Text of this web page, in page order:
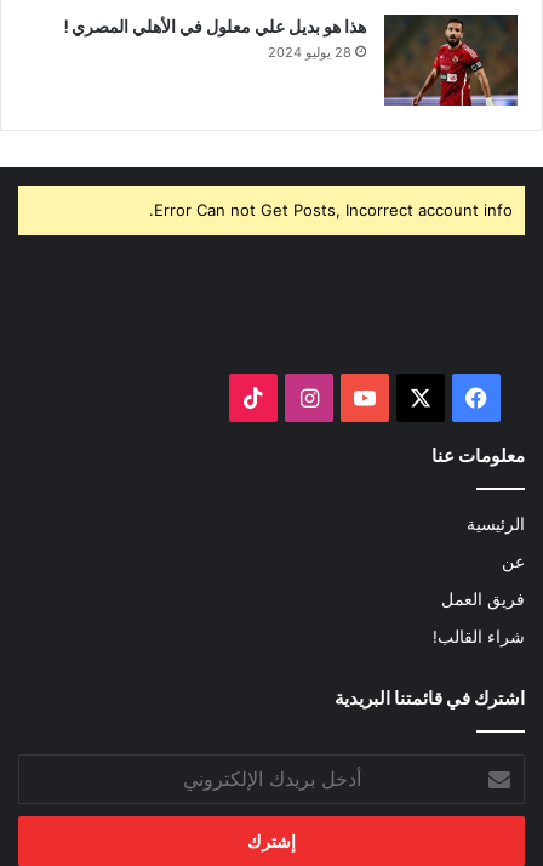
هذا هو بديل علي معلول في الأهلي المصري !
28 يوليو 2024
Error Can not Get Posts, Incorrect account info.
فيسبوك ‫YouTubeانستقرام
معلومات عنا
الرئيسية
عن
فريق العمل
شراء القالب!
اشترك في قائمتنا البريدية
بريدك
الإلكتروني